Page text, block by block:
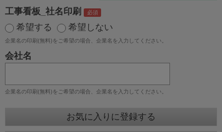
工事看板_社名印刷
希望する
希望しない
企業名の印刷(無料)をご希望の場合、企業名を入力してください。
会社名
企業名の印刷(無料)をご希望の場合、企業名を入力してください。
お気に入りに登録する